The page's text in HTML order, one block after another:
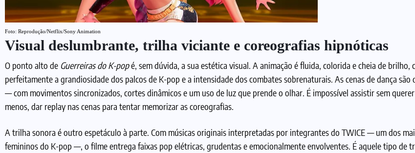
Foto: Reprodução/Netflix/Sony Animation
Visual deslumbrante, trilha viciante e coreografias hipnóticas
O ponto alto de Guerreiras do K-popé, sem dúvida, a sua estética visual. A animação é fluida, colorida e cheia de brilho,
perfeitamente a grandiosidade dos palcos de K-pop e a intensidade dos combates sobrenaturais. As cenas de dança são
— com movimentos sincronizados, cortes dinâmicos e um uso de luz que prende o olhar. É impossível assistir sem
menos, dar replay nas cenas para tentar memorizar as coreografias.
A trilha sonora é outro espetáculo à parte. Com músicas originais interpretadas por integrantes do TWICE — um dos
femininos do K-pop —, o filme entrega faixas pop elétricas, grudentas e emocionalmente envolventes. É aquele tipo de